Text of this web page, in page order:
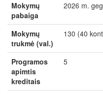
Mokymų
pabaiga
2026 m.
Mokymų
trukmė (val.)
130 (40
Programos
apimtis
kreditais
5